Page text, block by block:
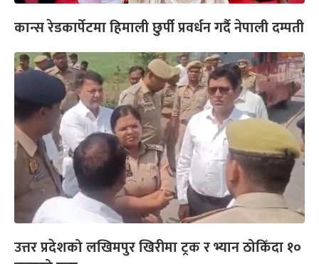
कान्स रेडकार्पेटमा हिमाली छुर्पी प्रवर्धन गर्दै नेपाली दम्पती
उत्तर प्रदेशको लखिमपुर खिरीमा ट्रक र भ्यान ठोकिँदा १०